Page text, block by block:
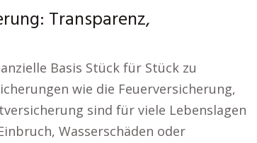
Transparenz,
Basis Stück für Stück zu
wie die Feuerversicherung,
sind für viele Lebenslagen
Wasserschäden oder